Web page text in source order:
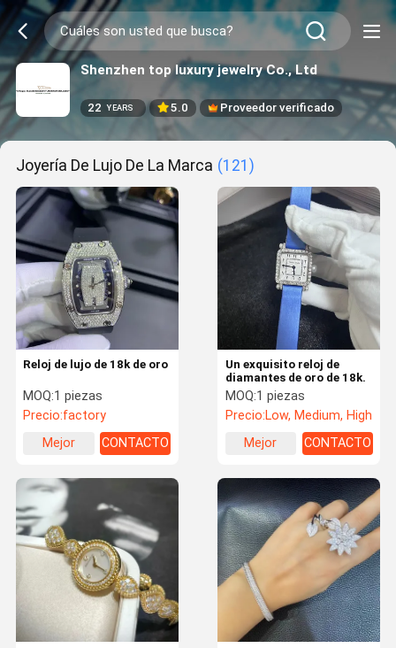
Shenzhen top luxury jewelry Co., Ltd
22 YEARS 5.0 Proveedor verificado
Joyería De Lujo De La Marca (121)
Reloj de lujo de 18k de oro
MOQ:1 piezas
Precio:factory
Mejor
CONTACTO
Un exquisito reloj de
diamantes de oro de 18k.
MOQ:1 piezas
Precio:Low, Medium, High
Mejor
CONTACTO